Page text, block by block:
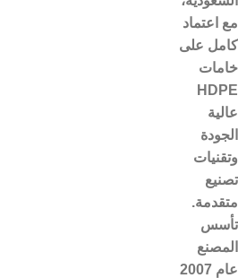
مع اعتماد
كامل على
خامات
HDPE
عالية
الجودة
وتقنيات
تصنيع
متقدمة.
تأسس
المصنع
عام 2007